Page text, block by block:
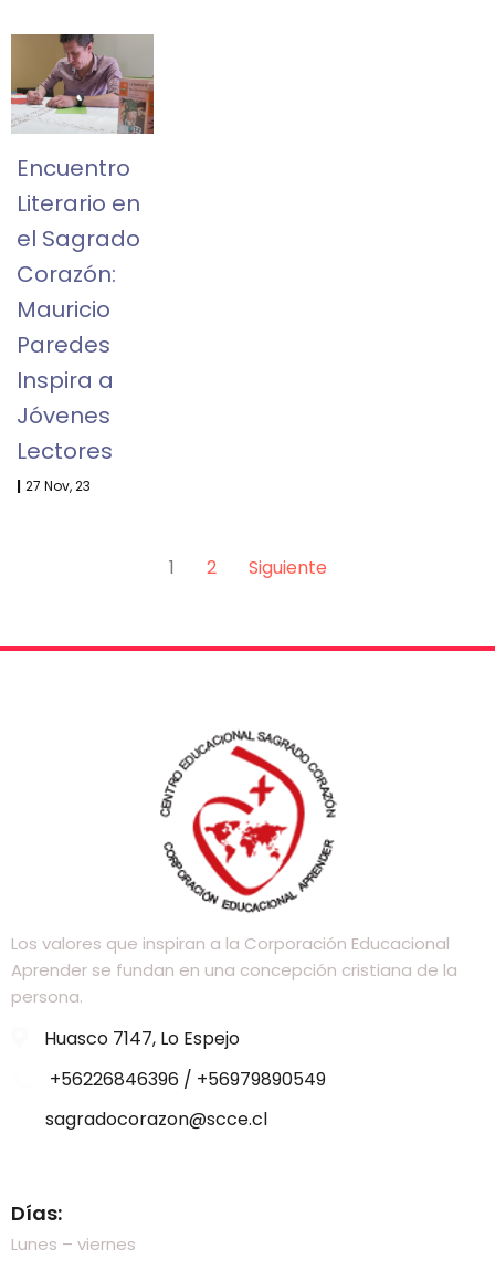
Encuentro
Literario en
el Sagrado
Corazón:
Mauricio
Paredes
Inspira a
Jóvenes
Lectores
| 27 Nov, 23
1 2 Siguiente
Los valores que inspiran a la Corporación Educacional
Aprender se fundan en una concepción cristiana de la
persona.
Huasco 7147, Lo Espejo
+56226846396 / +56979890549
sagradocorazon@scce.cl
Días:
Lunes – viernes